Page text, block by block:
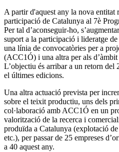
A partir d'aquest any la nova entitat
participació de Catalunya al 7è
Per tal d’aconseguir-ho,
suport a la participació i lideratge
una línia de convocatòries per a
(ACC1Ó) i una altra per als
L’objectiu és arribar a un retorn del
el últimes edicions.
Una altra actuació prevista per
sobre el teixit productiu, uns dels
col·laboració amb ACC1Ó en un
valorització de la recerca i
produïda a Catalunya (explotació de
etc.), per passar de 25 empreses
a 40 aquest any.